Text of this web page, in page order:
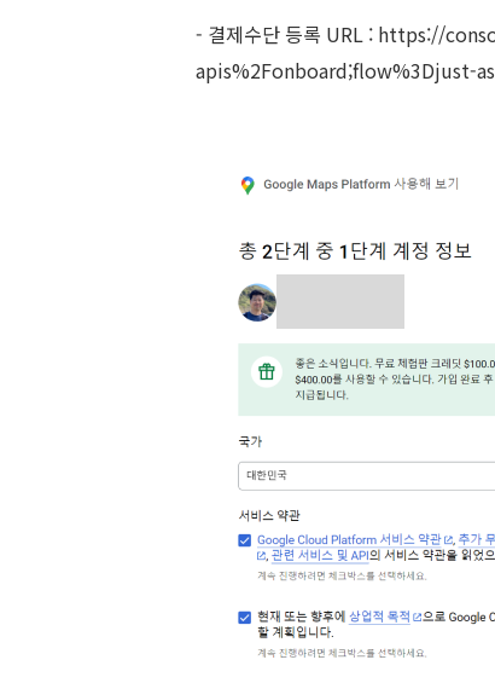
- 결제수단 등록 URL : https://
apis%2Fonboard;flow%3Djust-